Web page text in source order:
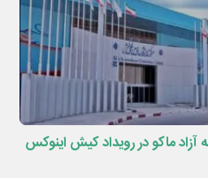
ماکو در رویداد کیش اینوکس